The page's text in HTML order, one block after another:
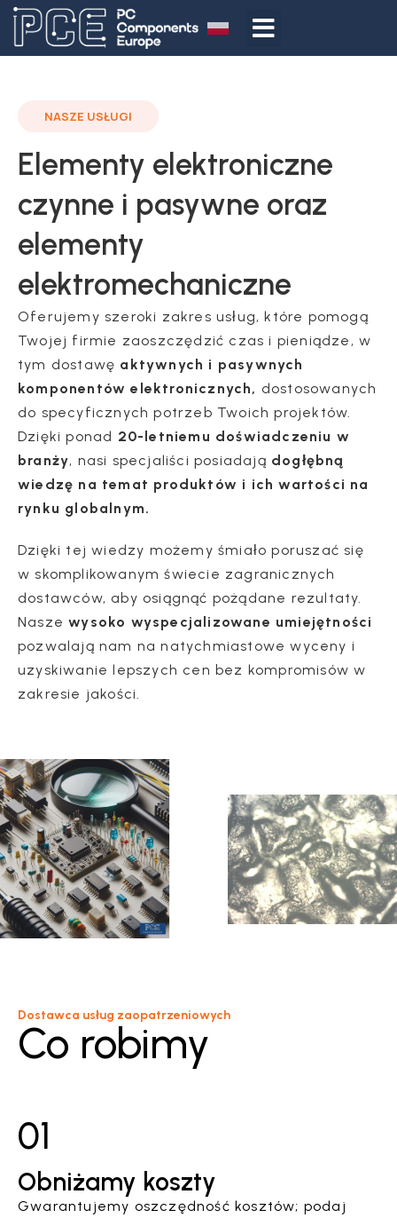
NASZE USŁUGI
Elementy elektroniczne
czynne i pasywne oraz
elementy
elektromechaniczne
Oferujemy szeroki zakres usług, które pomogą
Twojej firmie zaoszczędzić czas i pieniądze, w
tym dostawę aktywnych i pasywnych
komponentów elektronicznych, dostosowanych
do specyficznych potrzeb Twoich projektów.
Dzięki ponad 20-letniemu doświadczeniu w
branży, nasi specjaliści posiadają dogłębną
wiedzę na temat produktów i ich wartości na
rynku globalnym.
Dzięki tej wiedzy możemy śmiało poruszać się
w skomplikowanym świecie zagranicznych
dostawców, aby osiągnąć pożądane rezultaty.
Naszewysoko wyspecjalizowane umiejętności
pozwalają nam na natychmiastowe wyceny i
uzyskiwanie lepszych cen bez kompromisów w
zakresie jakości.
Dostawca usług zaopatrzeniowych
Co robimy
Obniżamy koszty
Gwarantujemy oszczędność kosztów; podaj
01